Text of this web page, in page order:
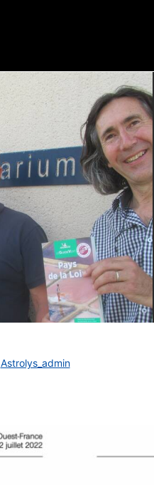
Astrolys_admin